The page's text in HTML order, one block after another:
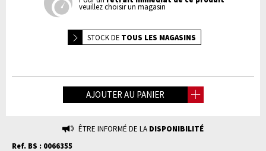
veuillez choisir un magasin
STOCK DE TOUS LES MAGASINS
AJOUTER AU PANIER
ÊTRE INFORMÉ DE LA DISPONIBILITÉ
Ref. BS : 0066355